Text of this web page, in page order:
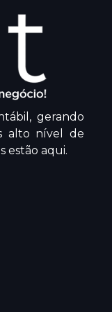
gerando
alto nível de
estão aqui.